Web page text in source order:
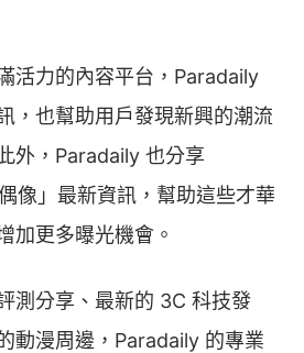
活力的內容平台，Paradaily
，也幫助用戶發現新興的潮流
外，Paradaily 也分享
像」最新資訊，幫助這些才華
加更多曝光機會。
測分享、最新的 3C 科技發
動漫周邊，Paradaily 的專業